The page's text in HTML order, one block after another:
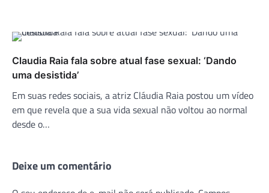
Claudia Raia fala sobre atual fase sexual: ‘Dando
uma desistida’
Em suas redes sociais, a atriz Cláudia Raia postou um vídeo
em que revela que a sua vida sexual não voltou ao normal
desde o…
Deixe um comentário